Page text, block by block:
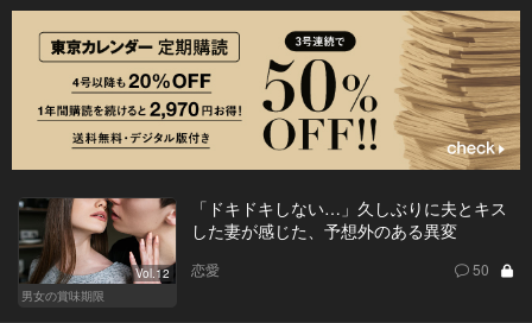
Vol.12
男女の賞味期限
「ドキドキしない…」久しぶりに夫とキス
した妻が感じた、予想外のある異変
恋愛 50